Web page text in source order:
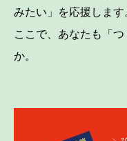
みたい」を応援します。
ここで、あなたも「
か。